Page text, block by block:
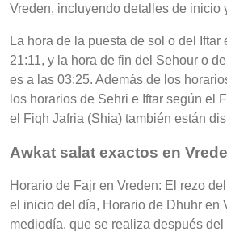
Vreden, incluyendo detalles de inicio
La hora de la puesta de sol o del Iftar
21:11, y la hora de fin del Sehour o
es a las 03:25. Además de los
los horarios de Sehri e Iftar según el
el Fiqh Jafria (Shia) también están
Awkat salat exactos en
Horario de Fajr en Vreden: El rezo
el inicio del día, Horario de Dhuhr en
mediodía, que se realiza después